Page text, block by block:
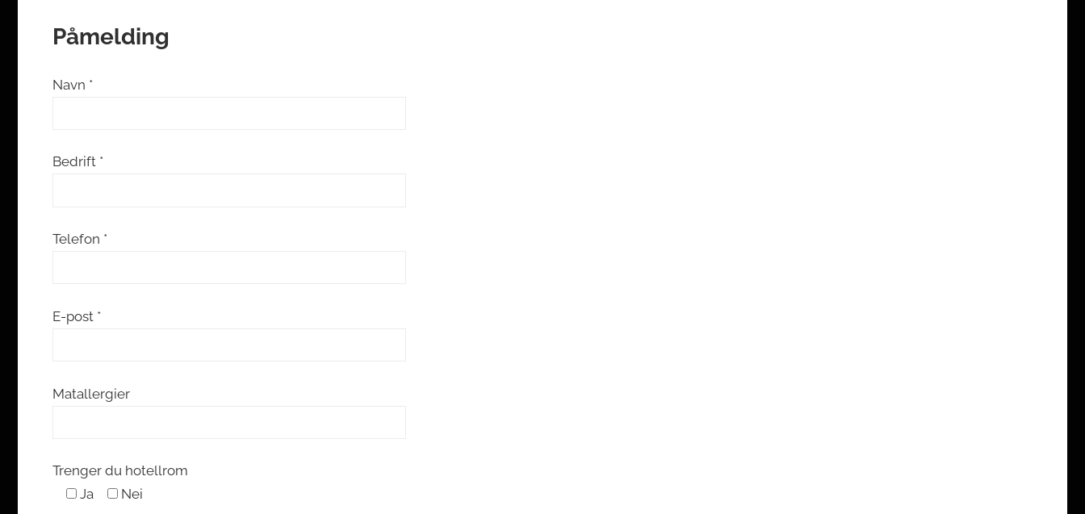
Påmelding
Navn *
Bedrift *
Telefon *
E-post *
Matallergier
Trenger du hotellrom
Ja
Nei